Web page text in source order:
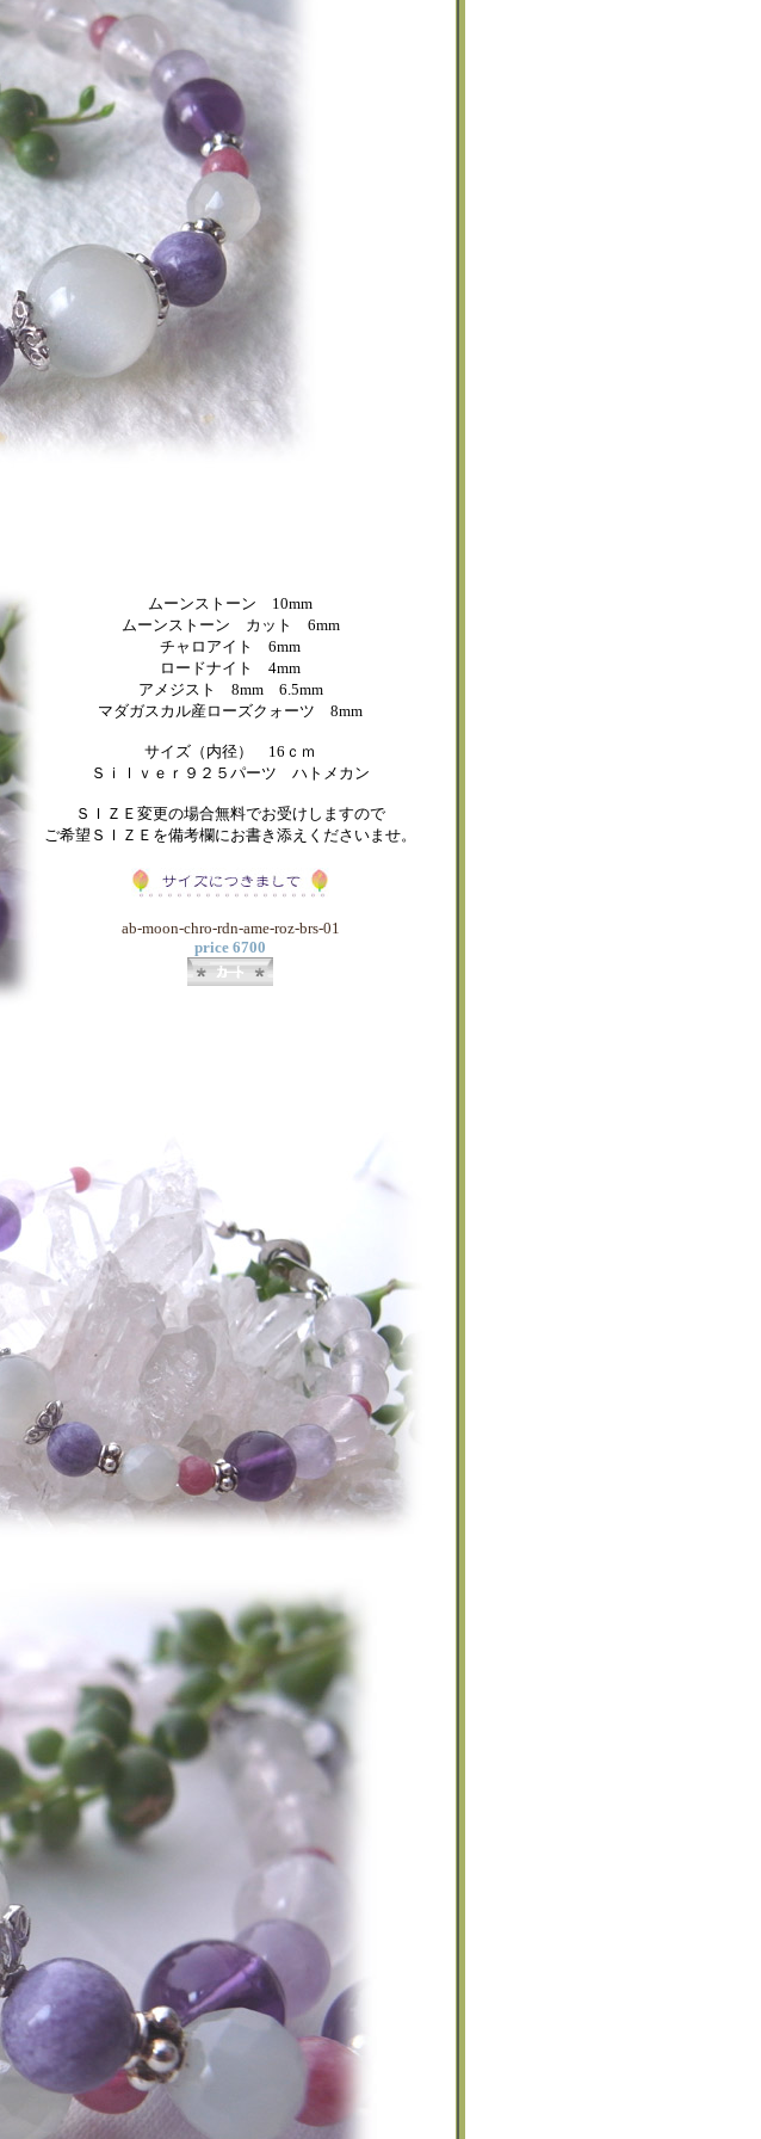
ムーンストーン 10mm
ムーンストーン カット 6mm
チャロアイト 6mm
ロードナイト 4mm
アメジスト 8mm 6.5mm
マダガスカル産ローズクォーツ 8mm
サイズ（内径） 16ｃｍ
Ｓｉｌｖｅｒ９２５パーツ ハトメカン
ＳＩＺＥ変更の場合無料でお受けしますので
ご希望ＳＩＺＥを備考欄にお書き添えくださいませ。
ab-moon-chro-rdn-ame-roz-brs-01
price 6700